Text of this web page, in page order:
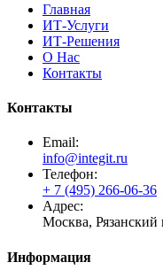
Главная
ИТ-Услуги
ИТ-Решения
О Нас
Контакты
Контакты
Email:
info@integit.ru
Телефон:
+ 7 (495) 266-06-36
Адрес:
Москва, Рязанский
Информация